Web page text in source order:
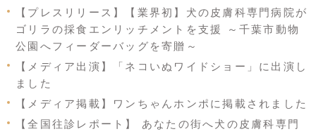
【プレスリリース】【業界初】犬の皮膚科専門病院が
ゴリラの採食エンリッチメントを支援 ～千葉市動物
公園へフィーダーバッグを寄贈～
【メディア出演】「ネコいぬワイドショー」に出演し
ました
【メディア掲載】ワンちゃんホンポに掲載されました
【全国往診レポート】 あなたの街へ犬の皮膚科専門